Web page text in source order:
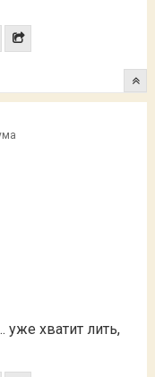
уже хватит лить,